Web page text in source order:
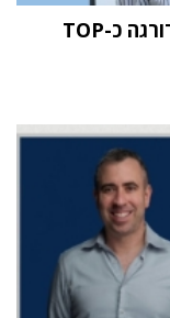
מחקר STKI השנתי: וואן טכנולוגיות דורגה כ-TOP